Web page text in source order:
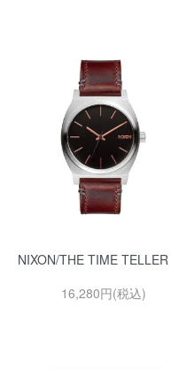
NIXON/THE TIME TELLER
16,280円(税込)